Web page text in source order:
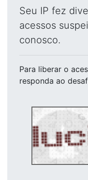
Seu IP fez
acessos
conosco.
Para liberar o
responda ao